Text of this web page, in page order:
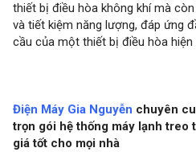
thiết bị điều hòa không khí mà
và tiết kiệm năng lượng, đáp ứng
cầu của một thiết bị điều hòa hiện
Điện Máy Gia Nguyễn chuyên
trọn gói hệ thống máy lạnh treo
giá tốt cho mọi nhà